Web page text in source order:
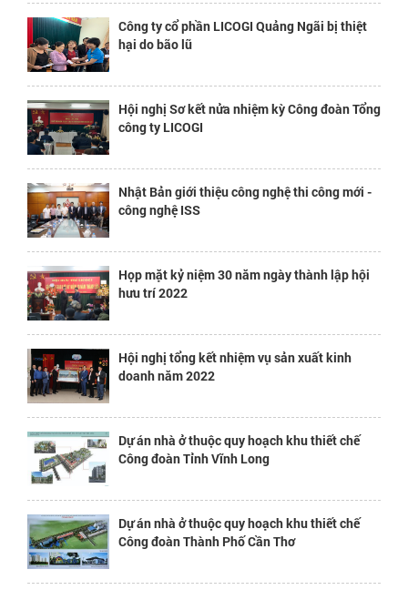
Công ty cổ phần LICOGI Quảng Ngãi bị thiệt
hại do bão lũ
Hội nghị Sơ kết nửa nhiệm kỳ Công đoàn Tổng
công ty LICOGI
Nhật Bản giới thiệu công nghệ thi công mới -
công nghệ ISS
Họp mặt kỷ niệm 30 năm ngày thành lập hội
hưu trí 2022
Hội nghị tổng kết nhiệm vụ sản xuất kinh
doanh năm 2022
Dự án nhà ở thuộc quy hoạch khu thiết chế
Công đoàn Tỉnh Vĩnh Long
Dự án nhà ở thuộc quy hoạch khu thiết chế
Công đoàn Thành Phố Cần Thơ